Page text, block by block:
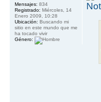
Mensajes: 834
Registrado: Miércoles, 14
Enero 2009, 10:28
Ubicación: Buscando mi
sitio en este mundo que me
ha tocado vivir
Género: